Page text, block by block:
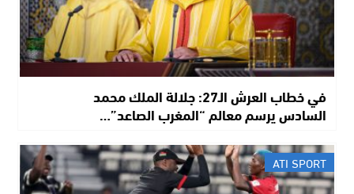
في خطاب العرش الـ27: جلالة الملك محمد
السادس يرسم معالم “المغرب الصاعد”…
ATI SPORT